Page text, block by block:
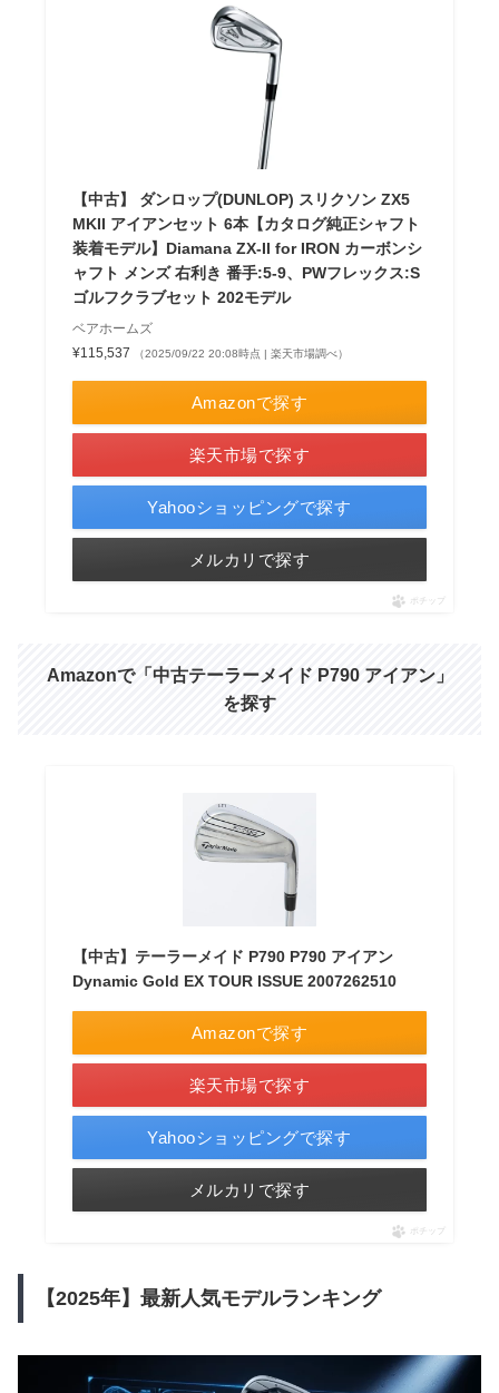
【中古】 ダンロップ(DUNLOP) スリクソン ZX5
MKII アイアンセット 6本【カタログ純正シャフト
装着モデル】Diamana ZX-II for IRON カーボンシ
ャフト メンズ 右利き 番手:5-9、PWフレックス:S
ゴルフクラブセット 202モデル
ベアホームズ
¥115,537
（2025/09/22 20:08時点 | 楽天市場調べ）
Amazonで探す
楽天市場で探す
Yahooショッピングで探す
メルカリで探す
ポチップ
Amazonで「中古テーラーメイド P790 アイアン」
を探す
【中古】テーラーメイド P790 P790 アイアン
Dynamic Gold EX TOUR ISSUE 2007262510
Amazonで探す
楽天市場で探す
Yahooショッピングで探す
メルカリで探す
ポチップ
【2025年】最新人気モデルランキング